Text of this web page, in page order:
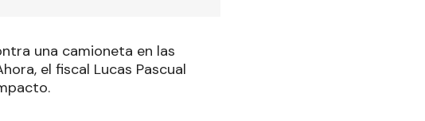
una camioneta en las
el fiscal Lucas Pascual